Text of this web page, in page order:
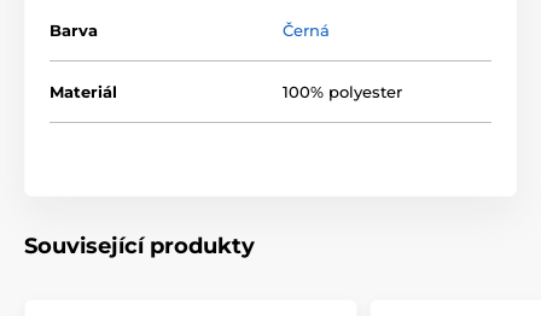
Barva Černá
Materiál 100% polyester
Související produkty